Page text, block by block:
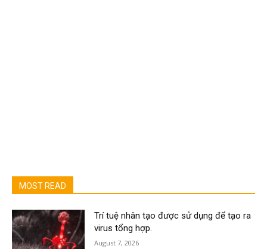
MOST READ
Trí tuệ nhân tạo được sử dụng để tạo ra
virus tổng hợp.
August 7, 2026